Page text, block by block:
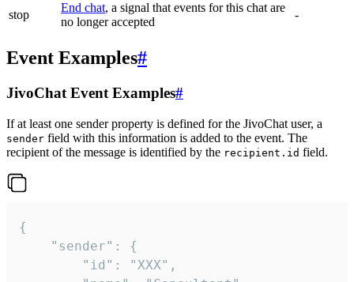
stop
End chat, a signal that events for this chat are
no longer accepted
-
Event Examples#
JivoChat Event Examples#
If at least one sender property is defined for the JivoChat user, a
sender field with this information is added to the event. The
recipient of the message is identified by the recipient.id field.
{